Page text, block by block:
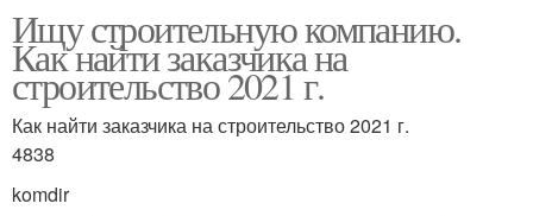
Ищу строительную компанию.
Как найти заказчика на
строительство 2021 г.
Как найти заказчика на строительство 2021 г.
4838
komdir